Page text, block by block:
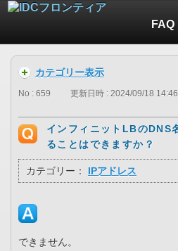
FAQ
カテゴリー表示
No : 659 更新日時 : 2024/09/18 14:46
インフィニットLBのDNS
ることはできますか？
カテゴリー： IPアドレス
できません。